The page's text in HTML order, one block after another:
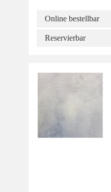
Online bestellbar
Reservierbar